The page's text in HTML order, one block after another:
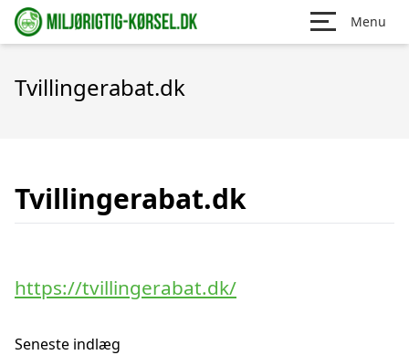
Menu
Tvillingerabat.dk
Tvillingerabat.dk
https://tvillingerabat.dk/
Seneste indlæg